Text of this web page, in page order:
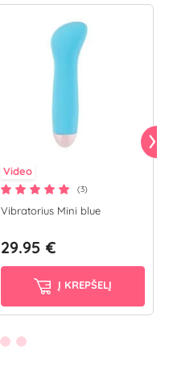
Video
(3)
Vibratorius Mini blue
29.95 €
Į KREPŠELĮ